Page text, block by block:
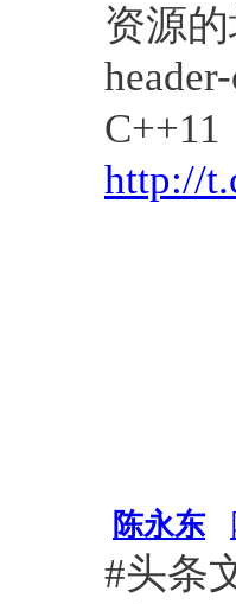
资源
C++11
http://
陈永东
#头条